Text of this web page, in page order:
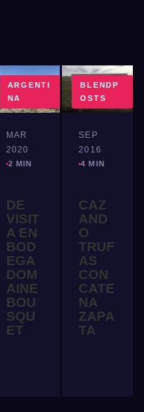
ARGENTI
NA
MAR
2020
2 MIN
DE
VISIT
A EN
BOD
EGA
DOM
AINE
BOU
SQU
ET
BLENDP
OSTS
SEP
2016
4 MIN
CAZ
AND
O
TRUF
AS
CON
CATE
NA
ZAPA
TA